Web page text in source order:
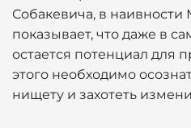
Собакевича, в наивности
показывает, что даже в
остается потенциал для
этого необходимо
нищету и захотеть